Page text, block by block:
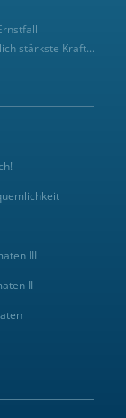
stärkste Kraft...
III
II